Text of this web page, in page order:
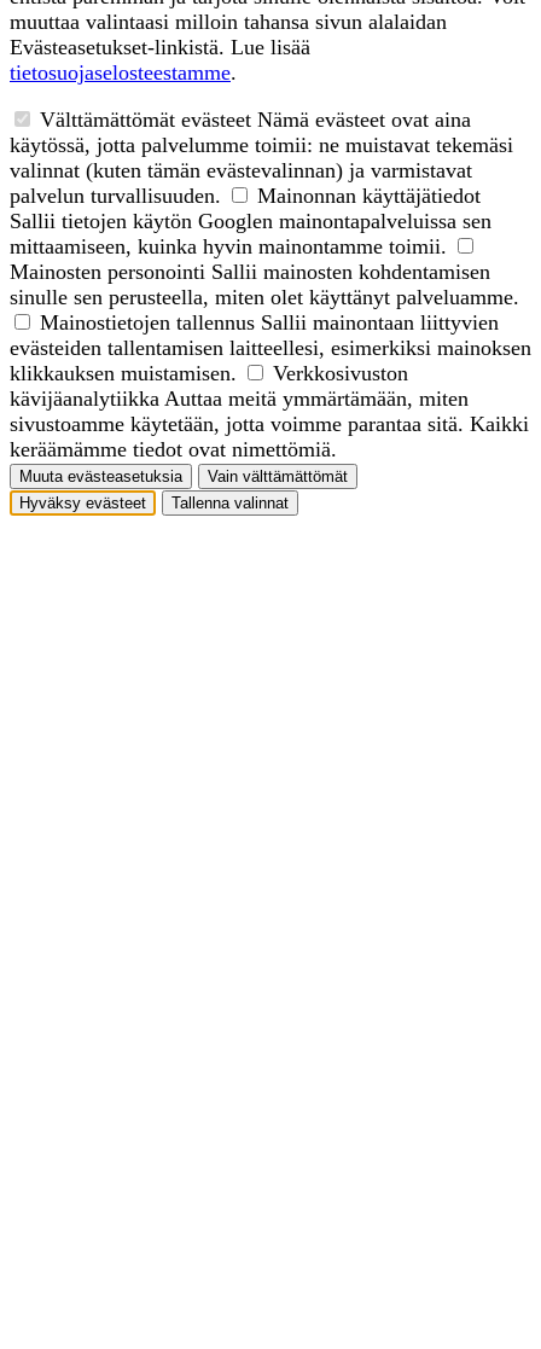
muuttaa valintaasi milloin tahansa sivun alalaidan
Evästeasetukset-linkistä. Lue lisää
tietosuojaselosteestamme.
Välttämättömät evästeet Nämä evästeet ovat aina
käytössä, jotta palvelumme toimii: ne muistavat tekemäsi
valinnat (kuten tämän evästevalinnan) ja varmistavat
palvelun turvallisuuden.
Mainonnan käyttäjätiedot
Sallii tietojen käytön Googlen mainontapalveluissa sen
mittaamiseen, kuinka hyvin mainontamme toimii.
Mainosten personointi Sallii mainosten kohdentamisen
sinulle sen perusteella, miten olet käyttänyt palveluamme.
Mainostietojen tallennus Sallii mainontaan liittyvien
evästeiden tallentamisen laitteellesi, esimerkiksi mainoksen
klikkauksen muistamisen.
Verkkosivuston
kävijäanalytiikka Auttaa meitä ymmärtämään, miten
sivustoamme käytetään, jotta voimme parantaa sitä. Kaikki
keräämämme tiedot ovat nimettömiä.
Muuta evästeasetuksia
Vain välttämättömät
Hyväksy evästeet
Tallenna valinnat